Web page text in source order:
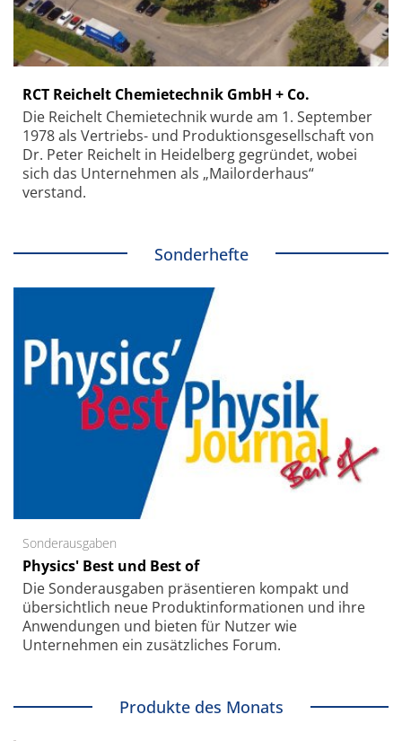
RCT Reichelt Chemietechnik GmbH + Co.
Die Reichelt Chemietechnik wurde am 1. September
1978 als Vertriebs- und Produktionsgesellschaft von
Dr. Peter Reichelt in Heidelberg gegründet, wobei
sich das Unternehmen als „Mailorderhaus“
verstand.
Sonderhefte
Sonderausgaben
Physics' Best und Best of
Die Sonder­ausgaben präsentieren kompakt und
übersichtlich neue Produkt­informationen und ihre
Anwendungen und bieten für Nutzer wie
Unternehmen ein zusätzliches Forum.
Produkte des Monats